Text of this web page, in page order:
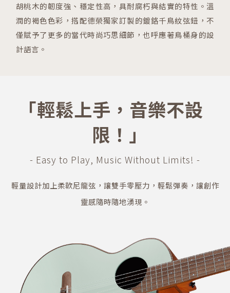
胡桃木的韌度強、穩定性高，具耐腐朽與結實的特性。溫
潤的褐色色彩，搭配德榮獨家訂製的鍍鉻千鳥紋弦鈕，不
僅賦予了更多的當代時尚巧思細節，也呼應著鳥桶身的設
計語言。
｢輕鬆上手，音樂不設
限！｣
- Easy to Play, Music Without Limits! -
輕量設計加上柔軟尼龍弦，讓雙手零壓力，輕鬆彈奏，讓創作
靈感隨時隨地湧現。